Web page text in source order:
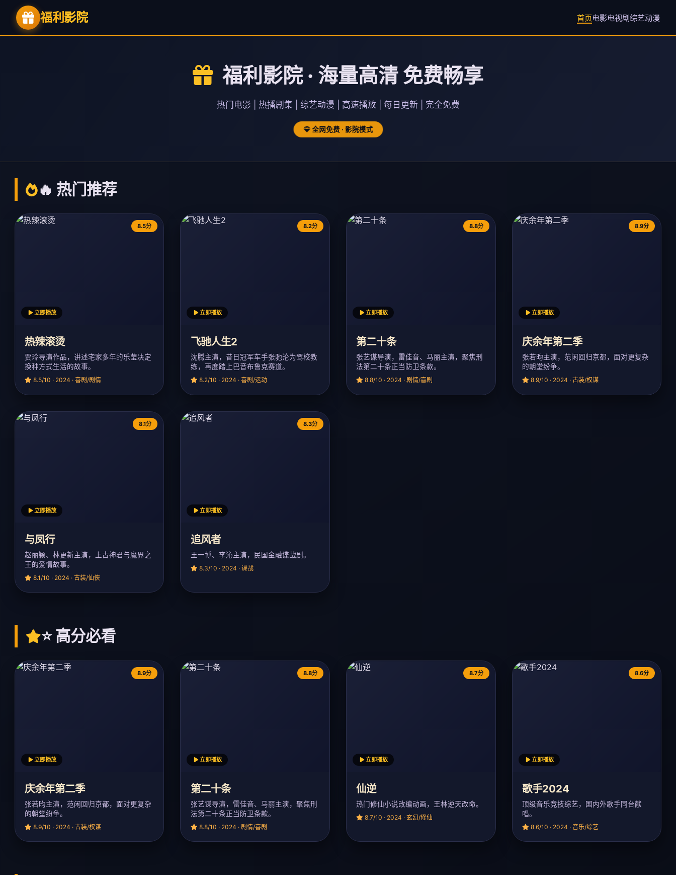
福利 影院 首页电影电视剧综艺动漫
福利影院 · 海量高清 免费畅享
热门电影 | 热播剧集 | 综艺动漫 | 高速播放 | 每日更新 | 完全免费
全网免费 · 影院模式
🔥 热门推荐
8.5分
立即播放
热辣滚烫
贾玲导演作品，讲述宅家多年的乐莹决定
换种方式生活的故事。
8.5/10 · 2024 · 喜剧/剧情
8.2分
立即播放
飞驰人生2
沈腾主演，昔日冠军车手张驰沦为驾校教
练，再度踏上巴音布鲁克赛道。
8.2/10 · 2024 · 喜剧/运动
8.8分
立即播放
第二十条
张艺谋导演，雷佳音、马丽主演，聚焦刑
法第二十条正当防卫条款。
8.8/10 · 2024 · 剧情/喜剧
8.9分
立即播放
庆余年第二季
张若昀主演，范闲回归京都，面对更复杂
的朝堂纷争。
8.9/10 · 2024 · 古装/权谋
8.1分
立即播放
与凤行
赵丽颖、林更新主演，上古神君与魔界之
王的爱情故事。
8.1/10 · 2024 · 古装/仙侠
8.3分
立即播放
追风者
王一博、李沁主演，民国金融谍战剧。
8.3/10 · 2024 · 谍战
⭐ 高分必看
8.9分
立即播放
庆余年第二季
张若昀主演，范闲回归京都，面对更复杂
的朝堂纷争。
8.9/10 · 2024 · 古装/权谋
8.8分
立即播放
第二十条
张艺谋导演，雷佳音、马丽主演，聚焦刑
法第二十条正当防卫条款。
8.8/10 · 2024 · 剧情/喜剧
8.7分
立即播放
仙逆
热门修仙小说改编动画，王林逆天改命。
8.7/10 · 2024 · 玄幻/修仙
8.6分
立即播放
歌手2024
顶级音乐竞技综艺，国内外歌手同台献
唱。
8.6/10 · 2024 · 音乐/综艺